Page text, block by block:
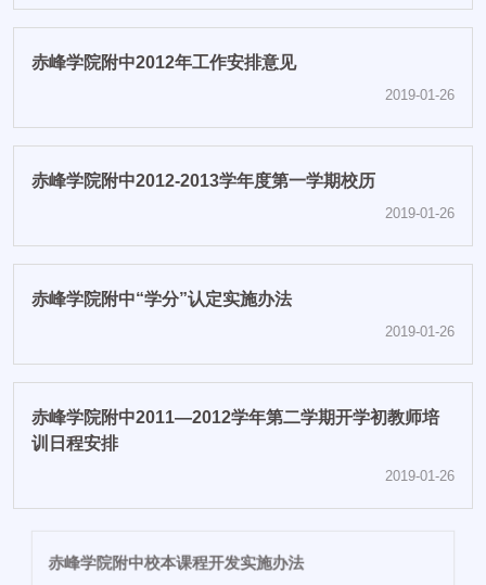
赤峰学院附中2012年工作安排意见
2019-01-26
赤峰学院附中2012-2013学年度第一学期校历
2019-01-26
赤峰学院附中“学分”认定实施办法
2019-01-26
赤峰学院附中2011—2012学年第二学期开学初教师培
训日程安排
2019-01-26
赤峰学院附中校本课程开发实施办法